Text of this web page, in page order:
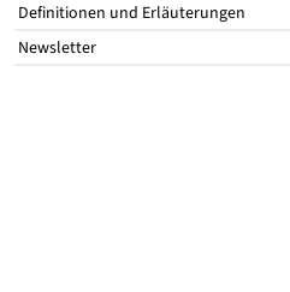
Definitionen und Erläuterungen
Newsletter